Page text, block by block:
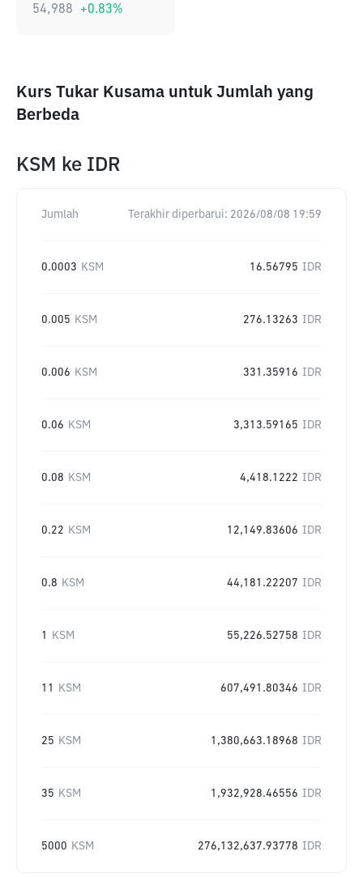
54,988 +0.83%
Kurs Tukar Kusama untuk Jumlah yang
Berbeda
KSM ke IDR
Jumlah Terakhir diperbarui: 2026/08/08 19:59
0.0003 KSM 16.56795 IDR
0.005 KSM 276.13263 IDR
0.006 KSM 331.35916 IDR
0.06 KSM 3,313.59165 IDR
0.08 KSM 4,418.1222 IDR
0.22 KSM 12,149.83606 IDR
0.8 KSM 44,181.22207 IDR
1 KSM 55,226.52758 IDR
11 KSM 607,491.80346 IDR
25 KSM 1,380,663.18968 IDR
35 KSM 1,932,928.46556 IDR
5000 KSM 276,132,637.93778 IDR